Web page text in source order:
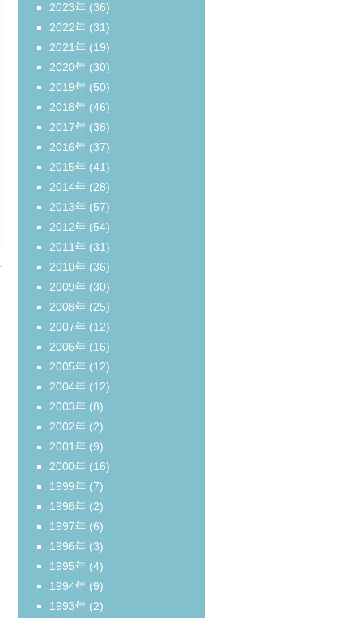
2023年 (36)
2022年 (31)
2021年 (19)
2020年 (30)
2019年 (50)
2018年 (46)
2017年 (38)
2016年 (37)
2015年 (41)
2014年 (28)
2013年 (57)
2012年 (54)
2011年 (31)
2010年 (36)
2009年 (30)
2008年 (25)
2007年 (12)
2006年 (16)
2005年 (12)
2004年 (12)
2003年 (8)
2002年 (2)
2001年 (9)
2000年 (16)
1999年 (7)
1998年 (2)
1997年 (6)
1996年 (3)
1995年 (4)
1994年 (9)
1993年 (2)